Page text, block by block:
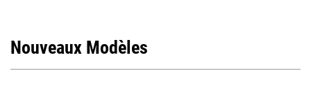
Nouveaux Modèles